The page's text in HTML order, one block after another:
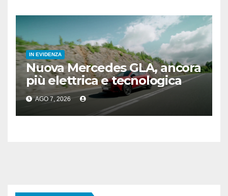
IN EVIDENZA
Nuova Mercedes GLA, ancora
più elettrica e tecnologica
AGO 7, 2026